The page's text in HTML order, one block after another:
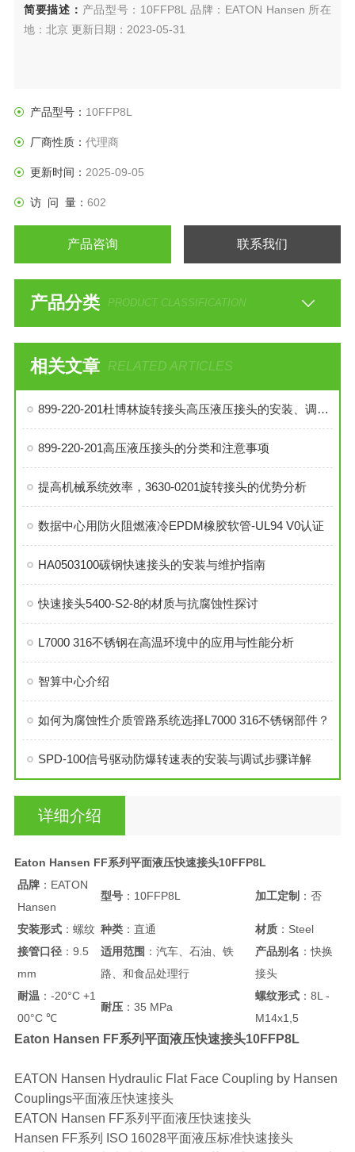
简要描述： 产品型号：10FFP8L 品牌：EATON Hansen 所在
地：北京 更新日期：2023-05-31
产品型号： 10FFP8L
厂商性质： 代理商
更新时间： 2025-09-05
访 问 量： 602
产品咨询 联系我们
产品分类 PRODUCT CLASSIFICATION
相关文章 RELATED ARTICLES
899-220-201杜博林旋转接头高压液压接头的安装、调试与维护技巧
899-220-201高压液压接头的分类和注意事项
提高机械系统效率，3630-0201旋转接头的优势分析
数据中心用防火阻燃液冷EPDM橡胶软管-UL94 V0认证
HA0503100碳钢快速接头的安装与维护指南
快速接头5400-S2-8的材质与抗腐蚀性探讨
L7000 316不锈钢在高温环境中的应用与性能分析
智算中心介绍
如何为腐蚀性介质管路系统选择L7000 316不锈钢部件？
SPD-100信号驱动防爆转速表的安装与调试步骤详解
详细介绍
Eaton Hansen FF系列平面液压快速接头10FFP8L
品牌：EATON
Hansen
型号：10FFP8L 加工定制：否
安装形式：螺纹 种类：直通 材质：Steel
接管口径：9.5
mm
适用范围 ：汽车、石油、铁
路、和食品处理行
产品别名 ：快换
接头
耐温 ：-20°C +1
00°C ℃
耐压：35 MPa
螺纹形式：8L -
M14x1,5
Eaton Hansen FF系列平面液压快速接头10FFP8L
EATON Hansen Hydraulic Flat Face Coupling by Hansen
Couplings平面液压快速接头
EATON Hansen FF系列平面液压快速接头
Hansen FF系列 ISO 16028平面液压标准快速接头